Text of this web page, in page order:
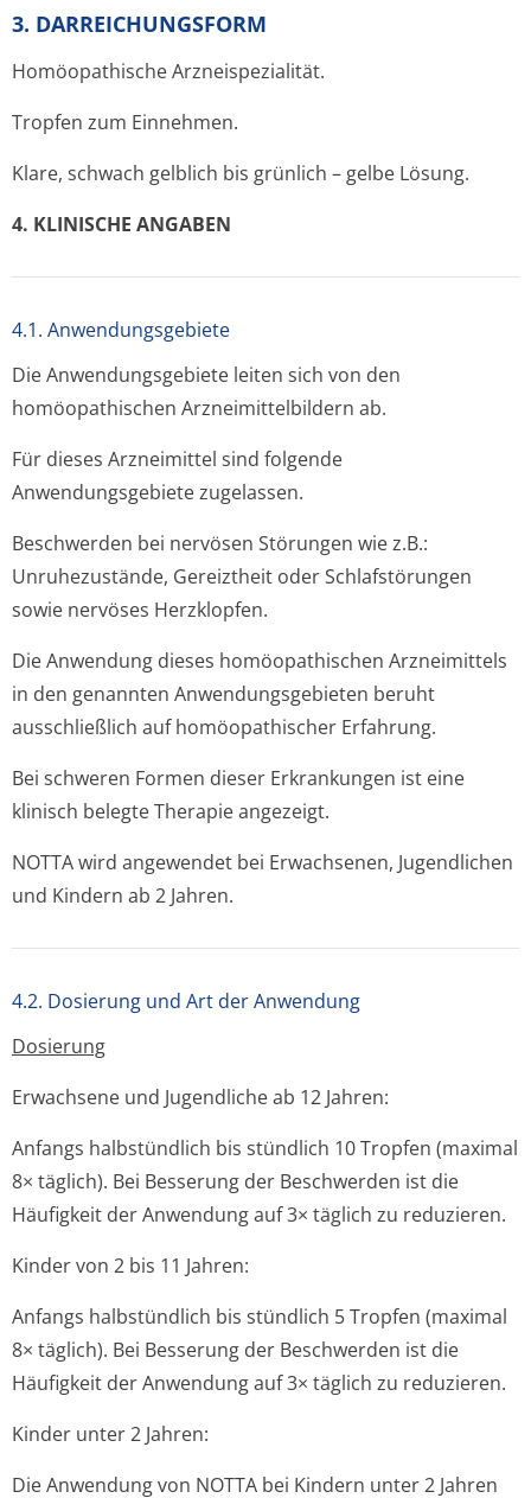
3. DARREICHUNGSFORM
Homöopathische Arzneispezialität.
Tropfen zum Einnehmen.
Klare, schwach gelblich bis grünlich – gelbe Lösung.
4. KLINISCHE ANGABEN
4.1. Anwendungsgebiete
Die Anwendungsgebiete leiten sich von den
homöopathischen Arzneimittelbil­dern ab.
Für dieses Arzneimittel sind folgende
Anwendungsgebiete zugelassen.
Beschwerden bei nervösen Störungen wie z.B.:
Unruhezustände, Gereiztheit oder Schlafstörungen
sowie nervöses Herzklopfen.
Die Anwendung dieses homöopathischen Arzneimittels
in den genannten Anwendungsgebieten beruht
ausschließlich auf homöopathischer Erfahrung.
Bei schweren Formen dieser Erkrankungen ist eine
klinisch belegte Therapie angezeigt.
NOTTA wird angewendet bei Erwachsenen, Jugendlichen
und Kindern ab 2 Jahren.
4.2. Dosierung und Art der Anwendung
Dosierung
Erwachsene und Jugendliche ab 12 Jahren:
Anfangs halbstündlich bis stündlich 10 Tropfen (maximal
8× täglich). Bei Besserung der Beschwerden ist die
Häufigkeit der Anwendung auf 3× täglich zu reduzieren.
Kinder von 2 bis 11 Jahren:
Anfangs halbstündlich bis stündlich 5 Tropfen (maximal
8× täglich). Bei Besserung der Beschwerden ist die
Häufigkeit der Anwendung auf 3× täglich zu reduzieren.
Kinder unter 2 Jahren:
Die Anwendung von NOTTA bei Kindern unter 2 Jahren